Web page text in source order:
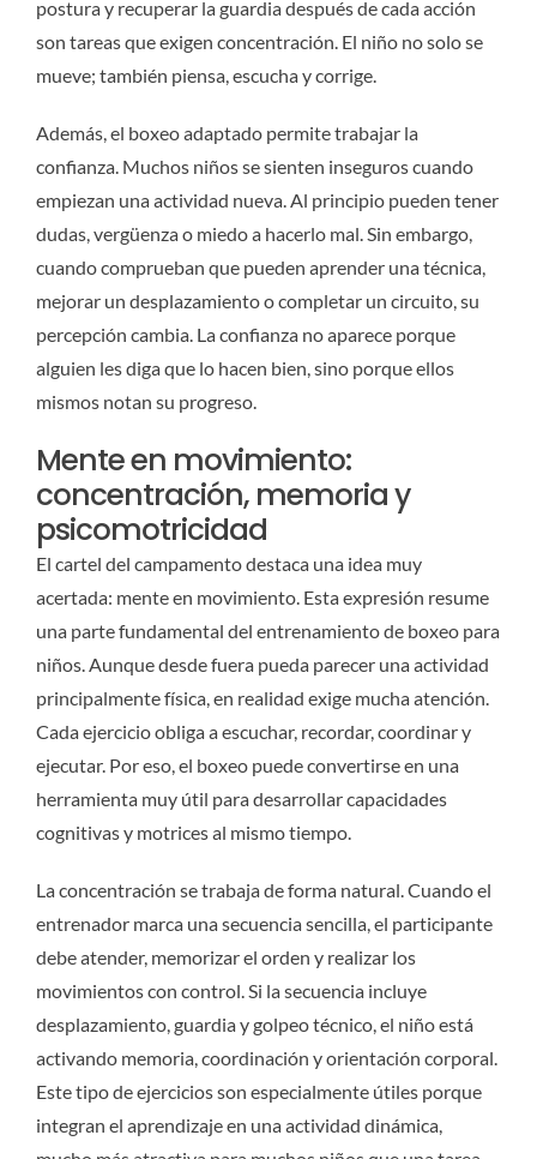
postura y recuperar la guardia después de cada acción
son tareas que exigen concentración. El niño no solo se
mueve; también piensa, escucha y corrige.
Además, el boxeo adaptado permite trabajar la
confianza. Muchos niños se sienten inseguros cuando
empiezan una actividad nueva. Al principio pueden tener
dudas, vergüenza o miedo a hacerlo mal. Sin embargo,
cuando comprueban que pueden aprender una técnica,
mejorar un desplazamiento o completar un circuito, su
percepción cambia. La confianza no aparece porque
alguien les diga que lo hacen bien, sino porque ellos
mismos notan su progreso.
Mente en movimiento:
concentración, memoria y
psicomotricidad
El cartel del campamento destaca una idea muy
acertada: mente en movimiento. Esta expresión resume
una parte fundamental del entrenamiento de boxeo para
niños. Aunque desde fuera pueda parecer una actividad
principalmente física, en realidad exige mucha atención.
Cada ejercicio obliga a escuchar, recordar, coordinar y
ejecutar. Por eso, el boxeo puede convertirse en una
herramienta muy útil para desarrollar capacidades
cognitivas y motrices al mismo tiempo.
La concentración se trabaja de forma natural. Cuando el
entrenador marca una secuencia sencilla, el participante
debe atender, memorizar el orden y realizar los
movimientos con control. Si la secuencia incluye
desplazamiento, guardia y golpeo técnico, el niño está
activando memoria, coordinación y orientación corporal.
Este tipo de ejercicios son especialmente útiles porque
integran el aprendizaje en una actividad dinámica,